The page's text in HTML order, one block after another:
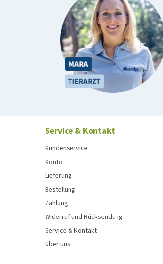
Service & Kontakt
Kundenservice
Konto
Lieferung
Bestellung
Zahlung
Widerruf und Rücksendung
Service & Kontakt
Über uns